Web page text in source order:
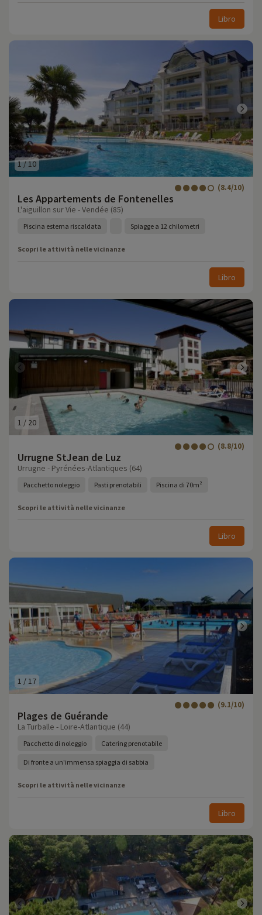
Libro
1/10
Les Appartements de Fontenelles
(8.4/10)
L'aiguillon sur Vie - Vendée (85)
Piscina esterna riscaldata Spiagge a 12 chilometri
Scopri le attività nelle vicinanze
Libro
1 / 20
Urrugne StJean de Luz
(8.8/10)
Urrugne - Pyrénées-Atlantiques (64)
Pacchetto noleggio Pasti prenotabili Piscina di 70m²
Scopri le attività nelle vicinanze
Libro
1 /17
Plages de Guérande
(9.1/10)
La Turballe - Loire-Atlantique (44)
Pacchetto di noleggio Catering prenotabile
Di fronte a un'immensa spiaggia di sabbia
Scopri le attività nelle vicinanze
Libro